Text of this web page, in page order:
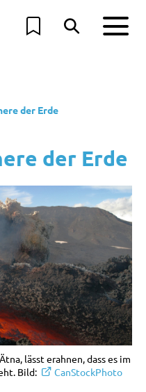
der Erde
der Erde
lässt erahnen, dass es im
Bild:
CanStockPhoto